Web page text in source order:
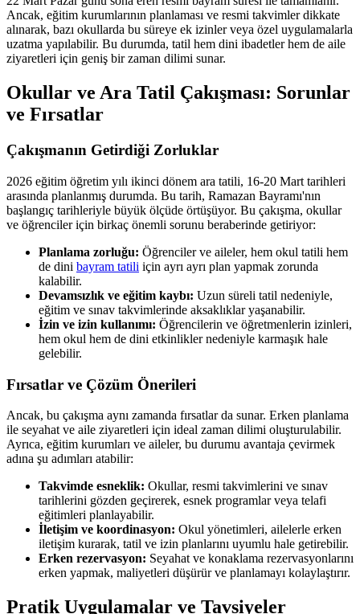
Ancak, eğitim kurumlarının planlaması ve resmi takvimler dikkate
alınarak, bazı okullarda bu süreye ek izinler veya özel uygulamalarla
uzatma yapılabilir. Bu durumda, tatil hem dini ibadetler hem de aile
ziyaretleri için geniş bir zaman dilimi sunar.
Okullar ve Ara Tatil Çakışması: Sorunlar
ve Fırsatlar
Çakışmanın Getirdiği Zorluklar
2026 eğitim öğretim yılı ikinci dönem ara tatili, 16-20 Mart tarihleri
arasında planlanmış durumda. Bu tarih, Ramazan Bayramı'nın
başlangıç tarihleriyle büyük ölçüde örtüşüyor. Bu çakışma, okullar
ve öğrenciler için birkaç önemli sorunu beraberinde getiriyor:
Planlama zorluğu: Öğrenciler ve aileler, hem okul tatili hem
de dini bayram tatili için ayrı ayrı plan yapmak zorunda
kalabilir.
Devamsızlık ve eğitim kaybı: Uzun süreli tatil nedeniyle,
eğitim ve sınav takvimlerinde aksaklıklar yaşanabilir.
İzin ve izin kullanımı: Öğrencilerin ve öğretmenlerin izinleri,
hem okul hem de dini etkinlikler nedeniyle karmaşık hale
gelebilir.
Fırsatlar ve Çözüm Önerileri
Ancak, bu çakışma aynı zamanda fırsatlar da sunar. Erken planlama
ile seyahat ve aile ziyaretleri için ideal zaman dilimi oluşturulabilir.
Ayrıca, eğitim kurumları ve aileler, bu durumu avantaja çevirmek
adına şu adımları atabilir:
Takvimde esneklik: Okullar, resmi takvimlerini ve sınav
tarihlerini gözden geçirerek, esnek programlar veya telafi
eğitimleri planlayabilir.
İletişim ve koordinasyon: Okul yönetimleri, ailelerle erken
iletişim kurarak, tatil ve izin planlarını uyumlu hale getirebilir.
Erken rezervasyon: Seyahat ve konaklama rezervasyonlarını
erken yapmak, maliyetleri düşürür ve planlamayı kolaylaştırır.
Pratik Uygulamalar ve Tavsiyeler